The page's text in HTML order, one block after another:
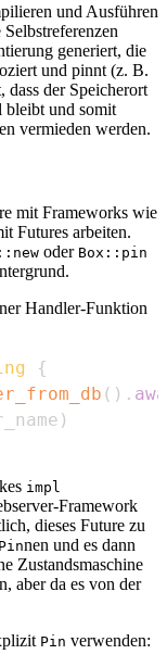
und Ausführen
Selbstreferenzen
generiert, die
und pinnt (z. B.
der Speicherort
bleibt und somit
vermieden werden.
mit Frameworks wie
Futures arbeiten.
oder Box::pin
Handler-Funktion
{
( ) .
)
impl
Framework
dieses Future zu
Pinnen und es dann
Zustandsmaschine
aber da es von der
Pin verwenden: